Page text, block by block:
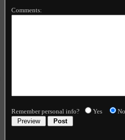
Comments:
Remember personal info? Yes No